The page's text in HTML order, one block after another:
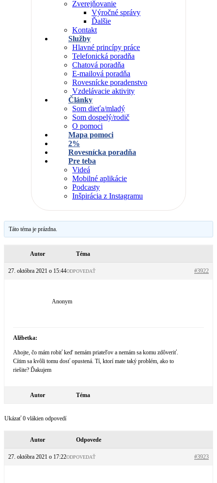
Zverejňovanie
Výročné správy
Ďalšie
Kontakt
Služby
Hlavné princípy práce
Telefonická poradňa
Chatová poradňa
E-mailová poradňa
Rovesnícke poradenstvo
Vzdelávacie aktivity
Články
Som dieťa/mladý
Som dospelý/rodič
O pomoci
Mapa pomoci
2%
Rovesnícka poradňa
Pre teba
Videá
Mobilné aplikácie
Podcasty
Inšpirácia z Instagramu
Táto téma je prázdna.
Autor Téma
27. októbra 2021 o 15:44 #3922
ODPOVEDAŤ
Anonym
Alžbetka:
Ahojte, čo mám robiť keď nemám priateľov a nemám sa komu zdôveriť.
Cítim sa kvôli tomu dosť opustená. Tí, ktorí mate taký problém, ako to
riešite? Ďakujem
Autor Téma
Ukázať 0 vlákien odpovedí
Autor Odpovede
27. októbra 2021 o 17:22 #3923
ODPOVEDAŤ